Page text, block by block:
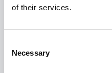
of their services.
Selection
Necessary
ellos mismos con sus